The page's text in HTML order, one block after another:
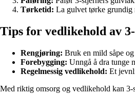
Tørketid: La gulvet tørke grundig
Tips for vedlikehold av
Rengjøring: Bruk en mild såpe
Forebygging: Unngå å dra tunge
Regelmessig vedlikehold: Et
Med riktig omsorg og vedlikehold kan